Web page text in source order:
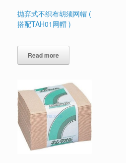
抛弃式不织布胡须网帽 (
搭配TAH01网帽 )
Read more